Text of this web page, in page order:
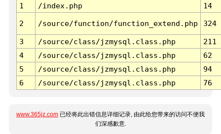
1
/index.php 14
2 /source/function/function_extend.php 324
3 /source/class/jzmysql.class.php
211
4
/source/class/jzmysql.class.php
62
5
/source/class/jzmysql.class.php
94
6
/source/class/jzmysql.class.php 76
www.365jz.com 已经将此出错信息详细记录, 由此给您带来的访问不便我
们深感歉意.